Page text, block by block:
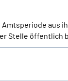
aus
Stelle öffentlich